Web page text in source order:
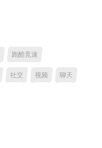
跑酷竞速
社交 视频 聊天